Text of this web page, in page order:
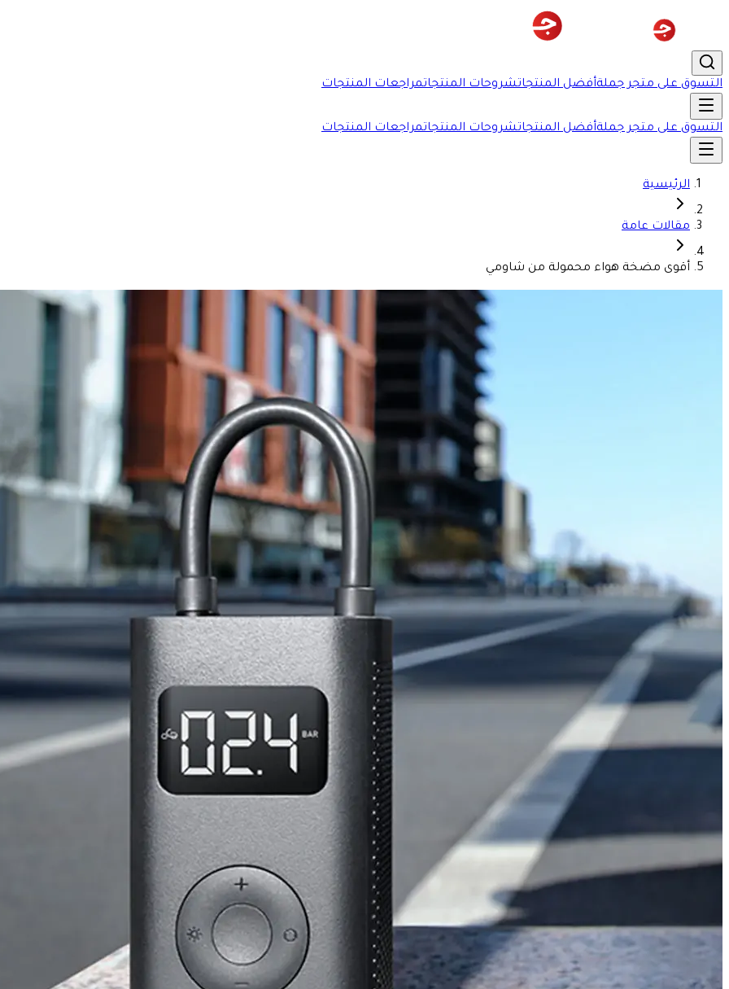
التسوق على متجر جملةأفضل المنتجاتشروحات المنتجاتمراجعات المنتجات
التسوق على متجر جملةأفضل المنتجاتشروحات المنتجاتمراجعات المنتجات
الرئيسية
مقالات عامة
أقوى مضخة هواء محمولة من شاومي